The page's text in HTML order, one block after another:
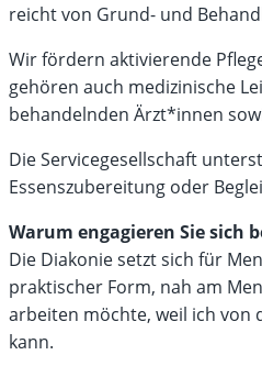
reicht von Grund- und
Wir fördern aktivierende
gehören auch medizinische
behandelnden Ärzt*innen
Die Servicegesellschaft
Essenszubereitung oder
Warum engagieren Sie sich
Die Diakonie setzt sich für
praktischer Form, nah am
arbeiten möchte, weil ich
kann.